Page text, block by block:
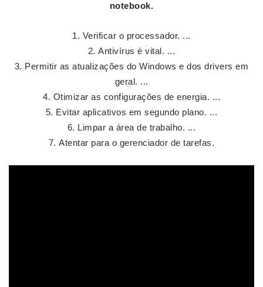
notebook.
Verificar o processador. ...
Antivírus é vital. ...
Permitir as atualizações do Windows e dos drivers em
geral. ...
Otimizar as configurações de energia. ...
Evitar aplicativos em segundo plano. ...
Limpar a área de trabalho. ...
Atentar para o gerenciador de tarefas.